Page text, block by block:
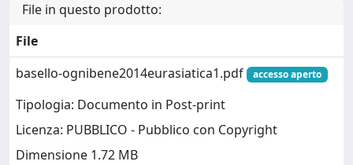
File in questo prodotto:
File
basello-ognibene2014eurasiatica1.pdf
accesso aperto
Tipologia: Documento in Post-print
Licenza: PUBBLICO - Pubblico con Copyright
Dimensione 1.72 MB